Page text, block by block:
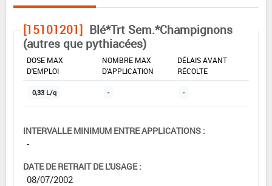
[15101201] Blé*Trt Sem.*Champignons
(autres que pythiacées)
DOSE MAX
D'EMPLOI
NOMBRE MAX
D'APPLICATION
DÉLAIS AVANT
RÉCOLTE
0,33 L/q - -
INTERVALLE MINIMUM ENTRE APPLICATIONS :
-
DATE DE RETRAIT DE L'USAGE :
08/07/2002